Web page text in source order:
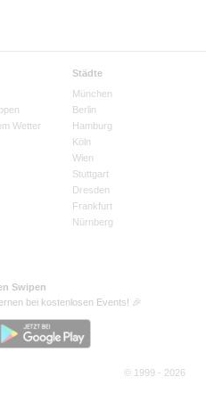
Wetter
Städte
München
Berlin
Hamburg
Köln
Wien
Stuttgart
Dresden
Frankfurt
Nürnberg
Swipen
bei kostenlosen Events! 🎉
© 1999 - 2026